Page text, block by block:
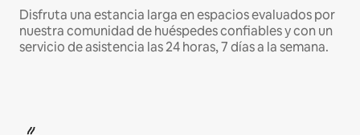
Disfruta una estancia larga en espacios evaluados por
nuestra comunidad de huéspedes confiables y con un
servicio de asistencia las 24 horas, 7 días a la semana.